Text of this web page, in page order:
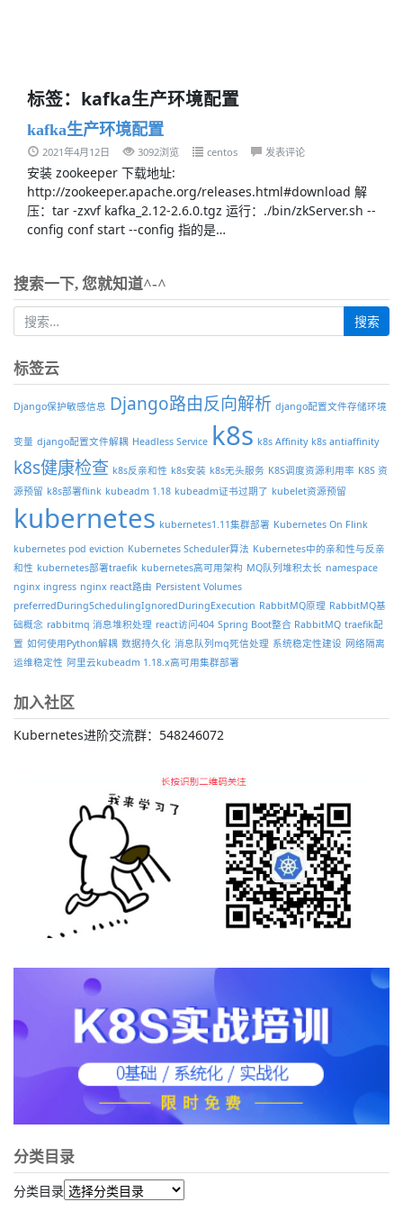
标签：kafka生产环境配置
kafka生产环境配置
2021年4月12日 3092浏览 centos 发表评论
安装 zookeeper 下载地址:
http://zookeeper.apache.org/releases.html#download 解
压：tar -zxvf kafka_2.12-2.6.0.tgz 运行：./bin/zkServer.sh --
config conf start --config 指的是…
搜索一下, 您就知道^-^
标签云
Django保护敏感信息 Django路由反向解析 django配置文件存储环境
变量 django配置文件解耦 Headless Service k8s k8s Affinity k8s antiaffinity
k8s健康检查 k8s反亲和性 k8s安装 k8s无头服务 K8S调度资源利用率 K8S 资
源预留 k8s部署flink kubeadm 1.18 kubeadm证书过期了 kubelet资源预留
kubernetes kubernetes1.11集群部署 Kubernetes On Flink
kubernetes pod eviction Kubernetes Scheduler算法 Kubernetes中的亲和性与反亲
和性 kubernetes部署traefik kubernetes高可用架构 MQ队列堆积太长 namespace
nginx ingress nginx react路由 Persistent Volumes
preferredDuringSchedulingIgnoredDuringExecution RabbitMQ原理 RabbitMQ基
础概念 rabbitmq 消息堆积处理 react访问404 Spring Boot整合 RabbitMQ traefik配
置 如何使用Python解耦 数据持久化 消息队列mq死信处理 系统稳定性建设 网络隔离
运维稳定性 阿里云kubeadm 1.18.x高可用集群部署
加入社区
Kubernetes进阶交流群：548246072
分类目录
分类目录